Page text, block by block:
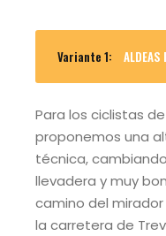
Variante 1: ALDEAS
Para los ciclistas
proponemos una
técnica,
llevadera y muy
camino del
la carretera de